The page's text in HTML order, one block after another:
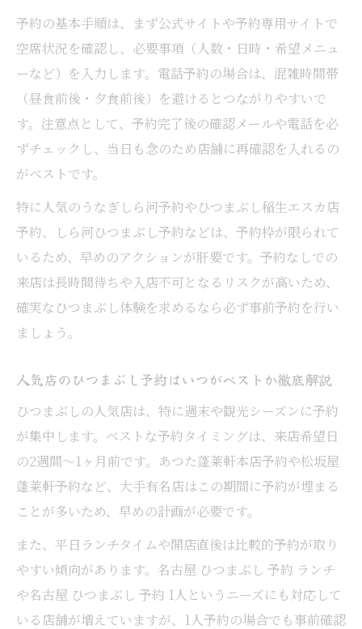
カウンター席でひつまぶし予約を快適に楽
ひとりひつまぶし予約に役立つ注意事項ま
とめ
予約サイトでひつまぶし一人分を確保する
コツ
ランチやディナーもひつまぶし予約が安心の理
由
ひつまぶしランチ予約が人気の理由と実践
法
ディナーでのひつまぶし予約が快適なワケ
ひつまぶし予約で時間帯による混雑を回避
名古屋ひつまぶし予約で選ぶ最適な食事時
間
名古屋名物ひつまぶし予約の最新事情とは
ひつまぶし予約の最新トレンドと注意点を
解説
ネットと電話のひつまぶし予約事情を比較
ひつまぶし予約で人気店の最新情報を把握
する
予約の基本手順は、まず公式サイトや予約専用サイトで
空席状況を確認し、必要事項（人数・日時・希望メニュ
ーなど）を入力します。電話予約の場合は、混雑時間帯
（昼食前後・夕食前後）を避けるとつながりやすいで
す。注意点として、予約完了後の確認メールや電話を必
ずチェックし、当日も念のため店舗に再確認を入れるの
がベストです。
特に人気のうなぎしら河予約やひつまぶし稲生エスカ店
予約、しら河ひつまぶし予約などは、予約枠が限られて
いるため、早めのアクションが肝要です。予約なしでの
来店は長時間待ちや入店不可となるリスクが高いため、
確実なひつまぶし体験を求めるなら必ず事前予約を行い
ましょう。
人気店のひつまぶし予約はいつがベストか徹底解説
ひつまぶしの人気店は、特に週末や観光シーズンに予約
が集中します。ベストな予約タイミングは、来店希望日
の2週間〜1ヶ月前です。あつた蓬莱軒本店予約や松坂屋
蓬莱軒予約など、大手有名店はこの期間に予約が埋まる
ことが多いため、早めの計画が必要です。
また、平日ランチタイムや開店直後は比較的予約が取り
やすい傾向があります。名古屋 ひつまぶし 予約 ランチ
や名古屋 ひつまぶし 予約 1人というニーズにも対応して
いる店舗が増えていますが、1人予約の場合でも事前確認